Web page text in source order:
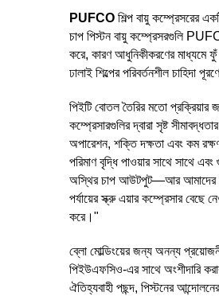
PUFCO শিল্প বায়ু কম্প্রেসরের
চাপ পিস্টন বায়ু কম্প্রেসরগুলি
করে, কারণ আধুনিকীকরণের মাধ্যমে ফুঁ
ঢালাই শিল্পের পরিবর্তনশীল
পিইটি বোতল তৈরির মতো প্রক্রিয়ার
কম্প্রেসারগুলির দ্বারা সৃষ্ট
অপারেশন, শক্তি দক্ষতা এবং কম
পরিমাণ বৃদ্ধি পাওয়ার সাথে সাথে
অস্থির চাপ আউটপুট—আর আমাদের
পর্যায়ের স্ক্রু এয়ার কম্প্রেসার বেছে
করে।"
ব্লো মোল্ডিংয়ের জন্য অনন্য
পিইউএফসিও-এর সাথে অংশীদারি
ঐতিহ্যবাহী পছন্দ, পিস্টনের